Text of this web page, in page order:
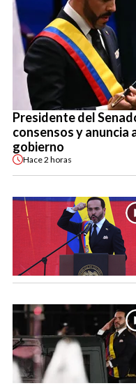
Presidente del
consensos y
gobierno
Hace2 horas